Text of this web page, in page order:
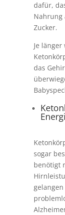
dafür,
Nahrung
Zucker.
Je
das
sogar
benötigt